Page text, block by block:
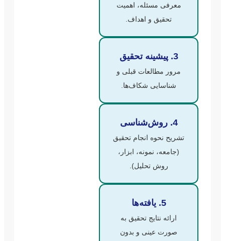
معرفی مسئله، اهمیت
تحقیق و اهداف.
3. پیشینه تحقیق
مرور مطالعات قبلی و
شناسایی شکاف‌ها.
4. روش‌شناسی
تشریح نحوه انجام تحقیق
(جامعه، نمونه، ابزار،
روش تحلیل).
5. یافته‌ها
ارائه نتایج تحقیق به
صورت عینی و بدون